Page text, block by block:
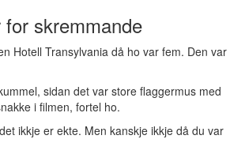
skremmande
Hotell Transylvania då ho var fem. Den var
sidan det var store flaggermus med
i filmen, fortel ho.
ikkje er ekte. Men kanskje ikkje då du var